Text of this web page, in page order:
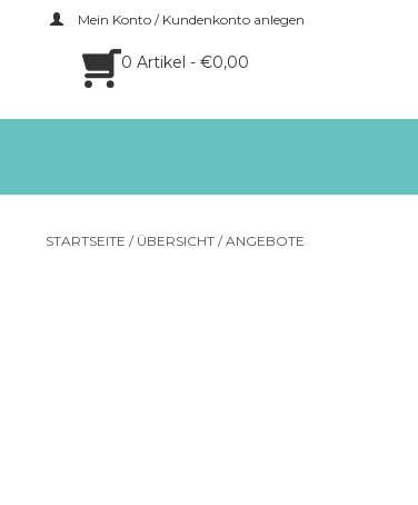
Mein Konto / Kundenkonto anlegen
0 Artikel - €0,00
STARTSEITE / ÜBERSICHT /ANGEBOTE